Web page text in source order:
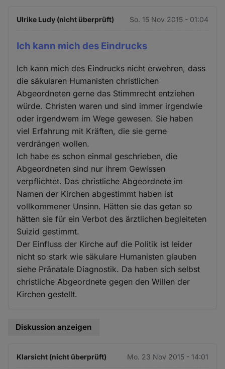
Ulrike Ludy (nicht überprüft) So. 15 Nov 2015 - 01:04
Ich kann mich des Eindrucks
Ich kann mich des Eindrucks nicht erwehren, dass
die säkularen Humanisten christlichen
Abgeordneten gerne das Stimmrecht entziehen
würde. Christen waren und sind immer irgendwie
oder irgendwem im Wege gewesen. Sie haben
viel Erfahrung mit Kräften, die sie gerne
verdrängen wollen.
Ich habe es schon einmal geschrieben, die
Abgeordneten sind nur ihrem Gewissen
verpflichtet. Das christliche Abgeordnete im
Namen der Kirchen abgestimmt haben ist
vollkommener Unsinn. Hätten sie das getan so
hätten sie für ein Verbot des ärztlichen begleiteten
Suizid gestimmt.
Der Einfluss der Kirche auf die Politik ist leider
nicht so stark wie säkulare Humanisten glauben
siehe Pränatale Diagnostik. Da haben sich selbst
christliche Abgeordnete gegen den Willen der
Kirchen gestellt.
Diskussion anzeigen
Klarsicht (nicht überprüft) Mo. 23 Nov 2015 - 14:01